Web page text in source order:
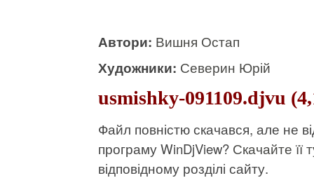
Автори: Вишня Остап
Художники: Северин Юрій
usmishky-091109.djvu
Файл повністю скачався, але не
програму WinDjView? Скачайте її
відповідному розділі сайту.